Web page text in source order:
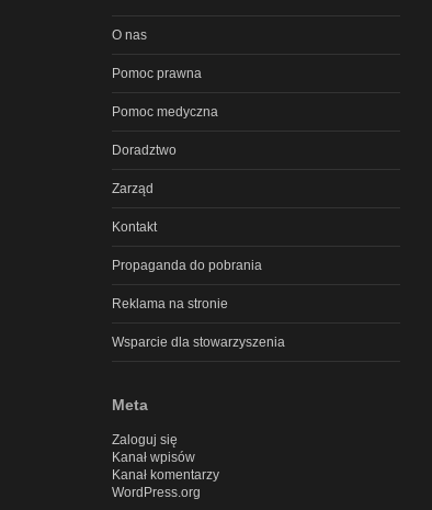
O nas
Pomoc prawna
Pomoc medyczna
Doradztwo
Zarząd
Kontakt
Propaganda do pobrania
Reklama na stronie
Wsparcie dla stowarzyszenia
Meta
Zaloguj się
Kanał wpisów
Kanał komentarzy
WordPress.org